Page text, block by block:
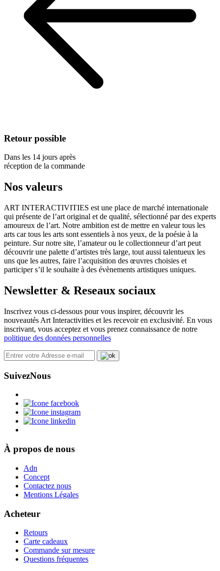
Retour possible
Dans les 14 jours après
réception de la commande
Nos valeurs
ART INTERACTIVITIES est une place de marché internationale
qui présente de l’art original et de qualité, sélectionné par des experts
amoureux de l’art. Notre ambition est de mettre en valeur tous les
arts car tous les arts sont essentiels à nos yeux, de la poésie à la
peinture. Sur notre site, l’amateur ou le collectionneur d’art peut
découvrir une palette d’artistes très large, tout aussi talentueux les
uns que les autres, faire l’acquisition des œuvres choisies et
participer s’il le souhaite à des évènements artistiques uniques.
Newsletter & Reseaux sociaux
Inscrivez vous ci-dessous pour vous inspirer, découvrir les
nouveautés Art Interactivities et les recevoir en exclusivité. En vous
inscrivant, vous acceptez et vous prenez connaissance de notre
politique des données personnelles
SuivezNous
À propos de nous
Adn
Concept
Contactez nous
Mentions Légales
Acheteur
Retours
Carte cadeaux
Commande sur mesure
Questions fréquentes